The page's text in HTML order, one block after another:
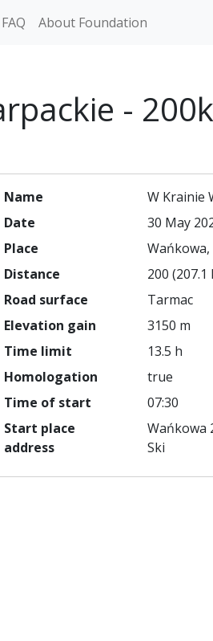
FAQ About Foundation
-
Name
W Krainie
Date
30 May
Place
Distance
200 (207.1
Road surface
Tarmac
Elevation gain
3150 m
Time limit
13.5 h
Homologation
true
Time of start
07:30
Start place
address
Wańkowa
Ski